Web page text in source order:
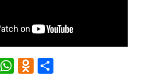
Mail.Ru
WhatsApp
Odnoklassniki